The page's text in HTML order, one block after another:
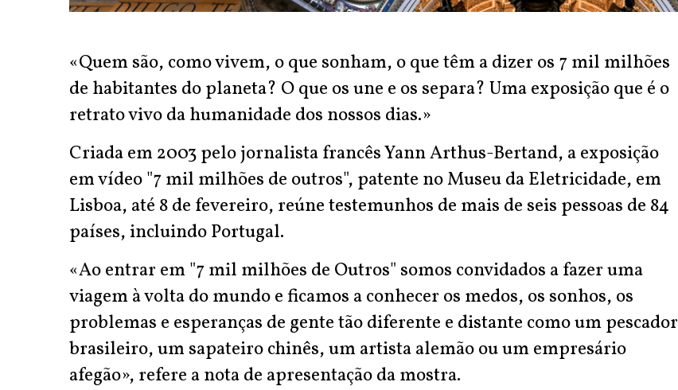
«Quem são, como vivem, o que sonham, o que têm a dizer os 7 mil milhões
de habitantes do planeta? O que os une e os separa? Uma exposição que é o
retrato vivo da humanidade dos nossos dias.»
Criada em 2003 pelo jornalista francês Yann Arthus-Bertand, a exposição
em vídeo "7 mil milhões de outros", patente no Museu da Eletricidade, em
Lisboa, até 8 de fevereiro, reúne testemunhos de mais de seis pessoas de 84
países, incluindo Portugal.
«Ao entrar em "7 mil milhões de Outros" somos convidados a fazer uma
viagem à volta do mundo e ficamos a conhecer os medos, os sonhos, os
problemas e esperanças de gente tão diferente e distante como um pescador
brasileiro, um sapateiro chinês, um artista alemão ou um empresário
afegão», refere a nota de apresentação da mostra.